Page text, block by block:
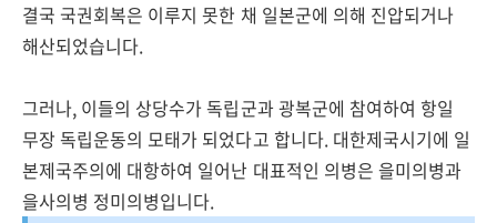
결국 국권회복은 이루지 못한 채 일본군에 의해 진압되거나
해산되었습니다.
그러나, 이들의 상당수가 독립군과 광복군에 참여하여 항일
무장 독립운동의 모태가 되었다고 합니다. 대한제국시기에 일
본제국주의에 대항하여 일어난 대표적인 의병은 을미의병과
을사의병 정미의병입니다.